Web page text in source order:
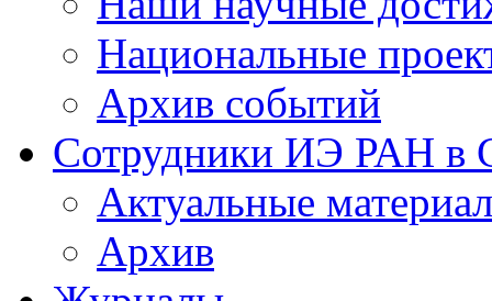
Национальные
Архив событий
Сотрудники ИЭ РАН
Актуальные
Архив